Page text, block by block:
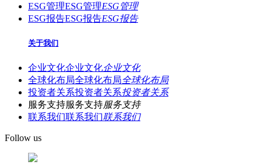
ESG管理ESG管理ESG管理
ESG报告ESG报告ESG报告
关于我们
企业文化企业文化企业文化
全球化布局全球化布局全球化布局
投资者关系投资者关系投资者关系
服务支持服务支持服务支持
联系我们联系我们联系我们
Follow us